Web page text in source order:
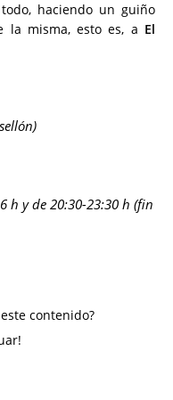
haciendo un guiño
la misma, esto es, a El
h y de 20:30-23:30 h (fin
contenido?